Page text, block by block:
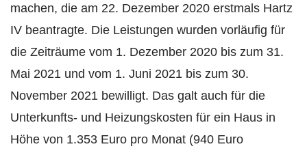
machen, die am 22. Dezember 2020 erstmals Hartz
IV beantragte. Die Leistungen wurden vorläufig für
die Zeiträume vom 1. Dezember 2020 bis zum 31.
Mai 2021 und vom 1. Juni 2021 bis zum 30.
November 2021 bewilligt. Das galt auch für die
Unterkunfts- und Heizungskosten für ein Haus in
Höhe von 1.353 Euro pro Monat (940 Euro